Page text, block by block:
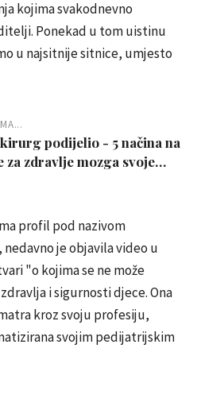
kojima svakodnevno
Ponekad u tom uistinu
u najsitnije sitnice, umjesto
podijelio - 5 načina na
za zdravlje mozga svoje
profil pod nazivom
je objavila video u
"o kojima se ne može
i sigurnosti djece. Ona
kroz svoju profesiju,
svojim pedijatrijskim